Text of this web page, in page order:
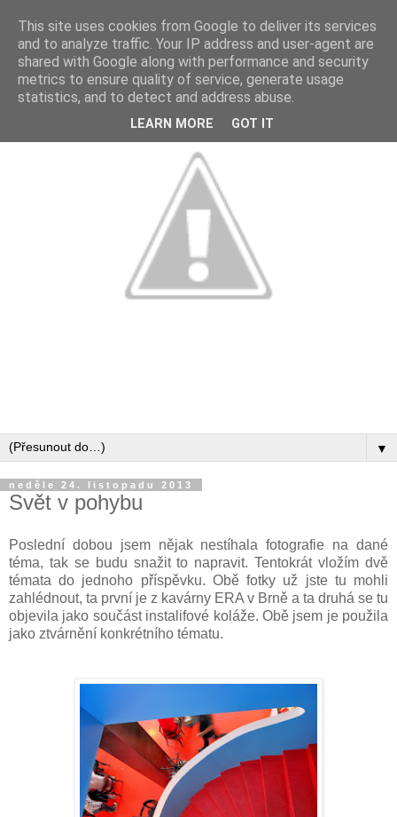
▼
neděle 24. listopadu 2013
Svět v pohybu
Poslední dobou jsem nějak nestíhala fotografie na dané
téma, tak se budu snažit to napravit. Tentokrát vložím dvě
témata do jednoho příspěvku. Obě fotky už jste tu mohli
zahlédnout, ta první je z kavárny ERA v Brně a ta druhá se tu
objevila jako součást instalifové koláže. Obě jsem je použila
jako ztvárnění konkrétního tématu.
This site uses cookies from Google to deliver its services
and to analyze traffic. Your IP address and user-agent are
shared with Google along with performance and security
metrics to ensure quality of service, generate usage
statistics, and to detect and address abuse.
LEARN MORE GOT IT